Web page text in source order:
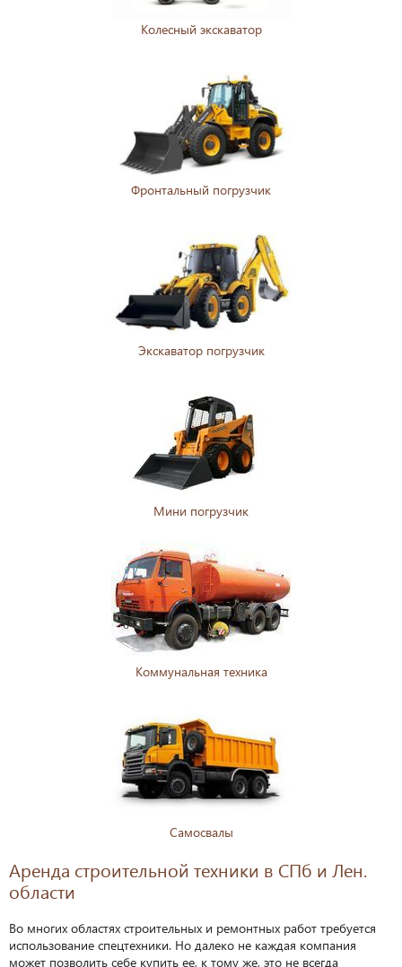
Колесный экскаватор
Фронтальный погрузчик
Экскаватор погрузчик
Мини погрузчик
Коммунальная техника
Самосвалы
Аренда строительной техники в СПб и Лен.
области
Во многих областях строительных и ремонтных работ требуется
использование спецтехники. Но далеко не каждая компания
может позволить себе купить ее, к тому же, это не всегда